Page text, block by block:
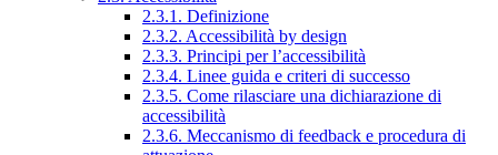
2.3.1. Definizione
2.3.2. Accessibilità by design
2.3.3. Principi per l’accessibilità
2.3.4. Linee guida e criteri di successo
2.3.5. Come rilasciare una dichiarazione di
accessibilità
2.3.6. Meccanismo di feedback e procedura di